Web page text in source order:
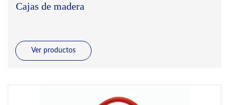
Cajas de madera
Ver productos